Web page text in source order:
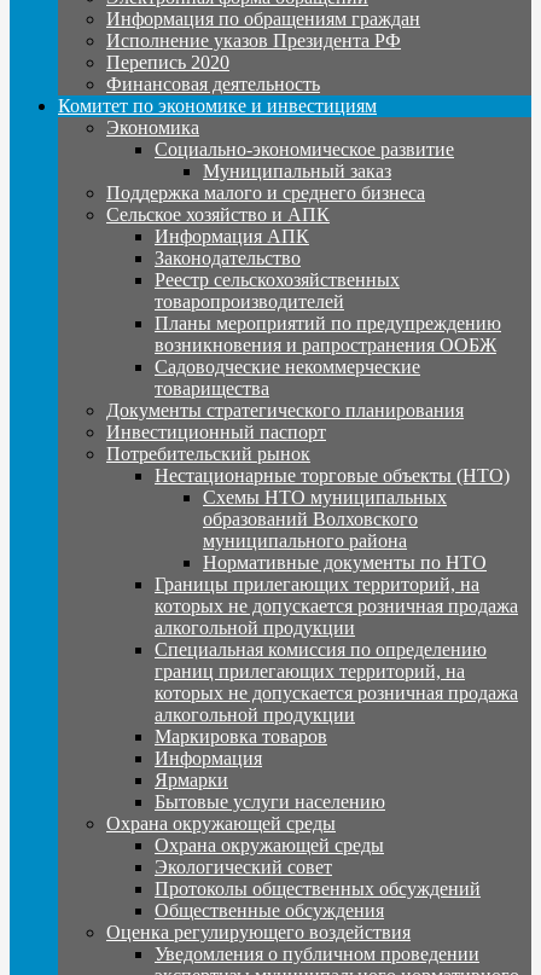
Информация по обращениям граждан
Исполнение указов Президента РФ
Перепись 2020
Финансовая деятельность
Комитет по экономике и инвестициям
Экономика
Социально-экономическое развитие
Муниципальный заказ
Поддержка малого и среднего бизнеса
Сельское хозяйство и АПК
Информация АПК
Законодательство
Реестр сельскохозяйственных
товаропроизводителей
Планы мероприятий по предупреждению
возникновения и рапространения ООБЖ
Садоводческие некоммерческие
товарищества
Документы стратегического планирования
Инвестиционный паспорт
Потребительский рынок
Нестационарные торговые объекты (НТО)
Схемы НТО муниципальных
образований Волховского
муниципального района
Нормативные документы по НТО
Границы прилегающих территорий, на
которых не допускается розничная продажа
алкогольной продукции
Специальная комиссия по определению
границ прилегающих территорий, на
которых не допускается розничная продажа
алкогольной продукции
Маркировка товаров
Информация
Ярмарки
Бытовые услуги населению
Охрана окружающей среды
Охрана окружающей среды
Экологический совет
Протоколы общественных обсуждений
Общественные обсуждения
Оценка регулирующего воздействия
Уведомления о публичном проведении